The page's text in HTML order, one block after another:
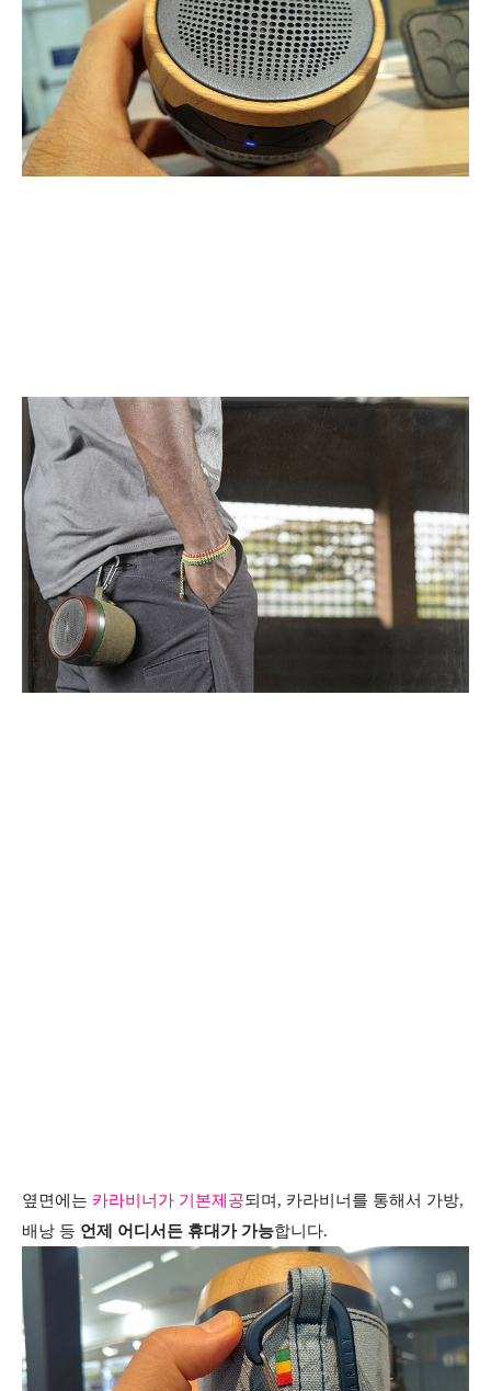
옆면에는 카라비너가 기본제공되며, 카라비너를 통해서 가방,
배낭 등 언제 어디서든 휴대가 가능합니다.